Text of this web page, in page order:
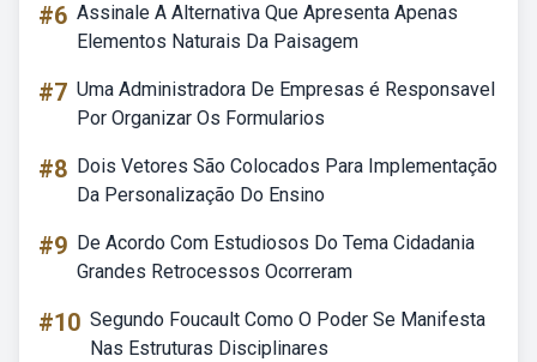
#6 Assinale A Alternativa Que Apresenta Apenas
Elementos Naturais Da Paisagem
#7 Uma Administradora De Empresas é Responsavel
Por Organizar Os Formularios
#8 Dois Vetores São Colocados Para Implementação
Da Personalização Do Ensino
#9 De Acordo Com Estudiosos Do Tema Cidadania
Grandes Retrocessos Ocorreram
#10 Segundo Foucault Como O Poder Se Manifesta
Nas Estruturas Disciplinares